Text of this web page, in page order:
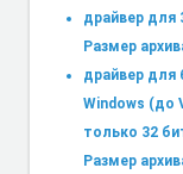
драйвер для
Размер
драйвер для
Windows (до
только 32
Размер